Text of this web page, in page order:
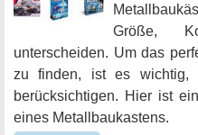
Größe,
unterscheiden. Um das
zu finden, ist es wichtig,
berücksichtigen. Hier ist
eines Metallbaukastens.